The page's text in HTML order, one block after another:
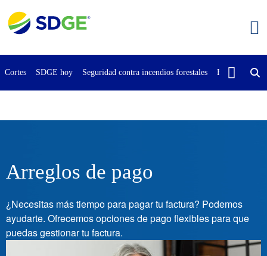
contenido
Cortes SDGE hoy Seguridad contra incendios forestales Buscar
Arreglos de pago
¿Necesitas más tiempo para pagar tu factura? Podemos
ayudarte. Ofrecemos opciones de pago flexibles para que
puedas gestionar tu factura.